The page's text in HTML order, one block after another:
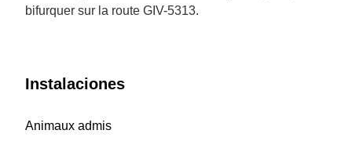
bifurquer sur la route GIV-5313.
Instalaciones
Animaux admis